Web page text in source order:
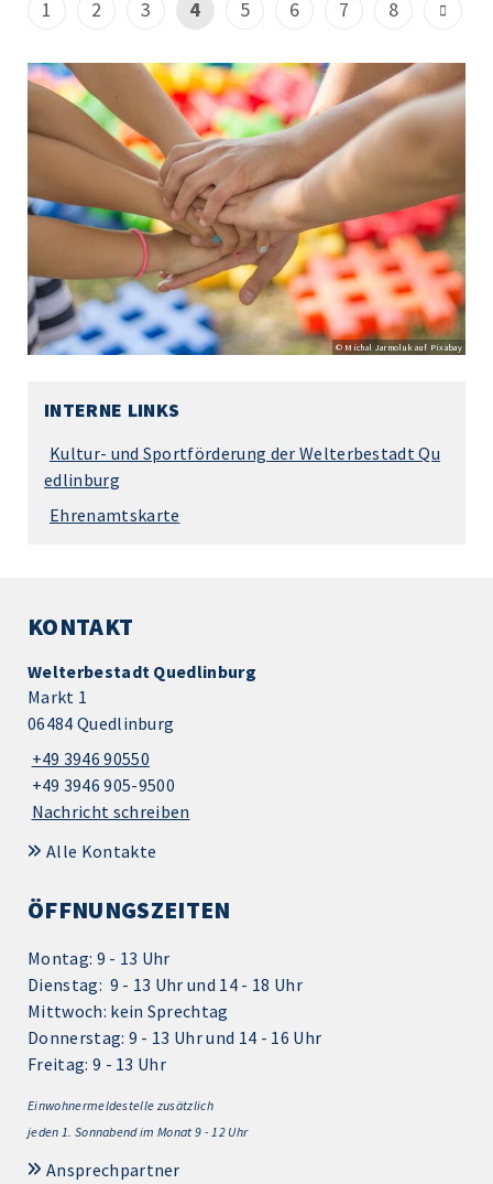
1 2 3 4 5 6 7 8
© Michal Jarmoluk auf Pixabay
INTERNE LINKS
Kultur- und Sportförderung der Welterbestadt Qu
edlinburg
Ehrenamtskarte
KONTAKT
Welterbestadt Quedlinburg
Markt 1
06484 Quedlinburg
+49 3946 90550
+49 3946 905-9500
Nachricht schreiben
Alle Kontakte
ÖFFNUNGSZEITEN
Montag: 9 - 13 Uhr
Dienstag: 9 - 13 Uhr und 14 - 18 Uhr
Mittwoch: kein Sprechtag
Donnerstag: 9 - 13 Uhr und 14 - 16 Uhr
Freitag: 9 - 13 Uhr
Einwohnermeldestelle zusätzlich
jeden 1. Sonnabend im Monat 9 - 12 Uhr
Ansprechpartner